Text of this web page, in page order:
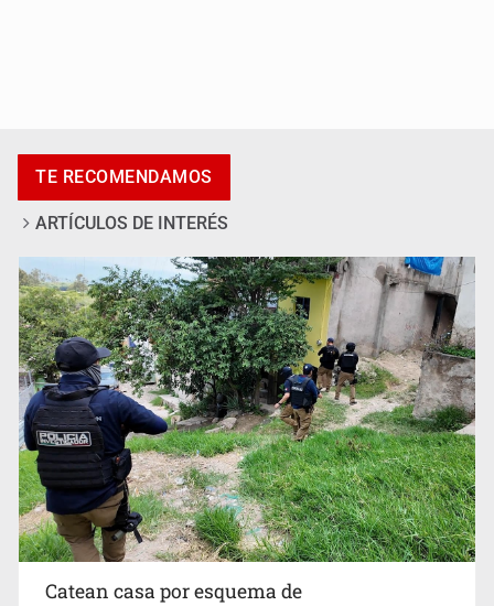
afirma Lazos de Amor
Sheinbaum anticipa más detenciones por caso
Ayotzinapa y promete justicia
TE RECOMENDAMOS
ARTÍCULOS DE INTERÉS
Catean casa por esquema de